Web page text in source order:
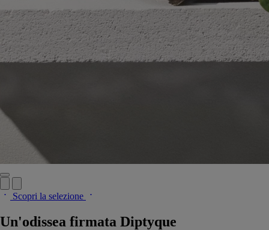
Scopri la selezione
Un'odissea firmata Diptyque